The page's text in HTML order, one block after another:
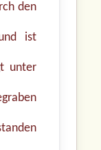
den
ist
unter